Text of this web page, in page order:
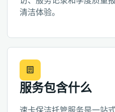
清洁体验。
服务包含什么
速卡保洁托管服务是一站